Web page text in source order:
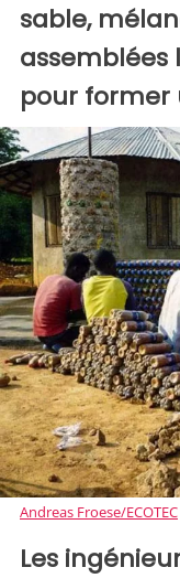
sable,
assemblées
pour former
Andreas Froese/ECOTEC
Les